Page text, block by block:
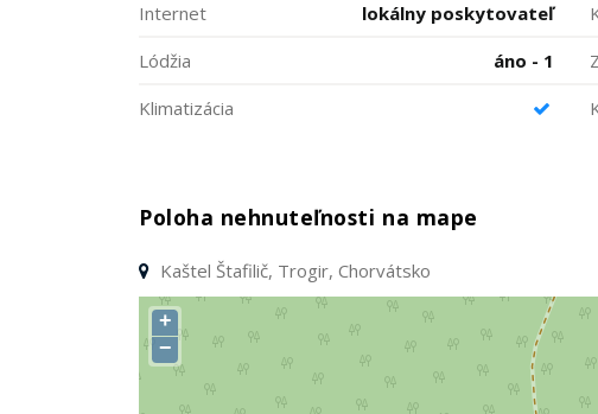
Internet
lokálny poskytovateľ
Lódžia
áno - 1
Klimatizácia
Poloha nehnuteľnosti na mape
Kaštel Štafilič, Trogir, Chorvátsko
+
−